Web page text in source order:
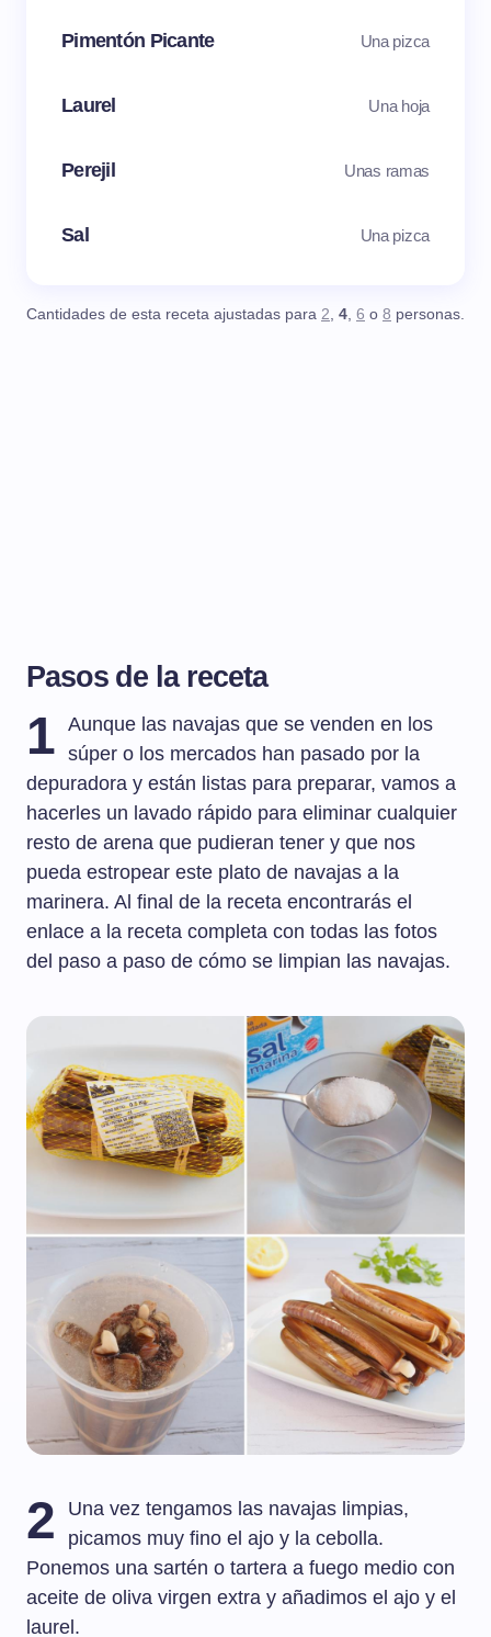
Pimentón Picante Una pizca
Laurel Una hoja
Perejil Unas ramas
Sal Una pizca
Cantidades de esta receta ajustadas para 2, 4, 6 o 8 personas.
Pasos de la receta
1
Aunque las navajas que se venden en los
súper o los mercados han pasado por la
depuradora y están listas para preparar, vamos a
hacerles un lavado rápido para eliminar cualquier
resto de arena que pudieran tener y que nos
pueda estropear este plato de navajas a la
marinera. Al final de la receta encontrarás el
enlace a la receta completa con todas las fotos
del paso a paso de cómo se limpian las navajas.
2
Una vez tengamos las navajas limpias,
picamos muy fino el ajo y la cebolla.
Ponemos una sartén o tartera a fuego medio con
aceite de oliva virgen extra y añadimos el ajo y el
laurel.